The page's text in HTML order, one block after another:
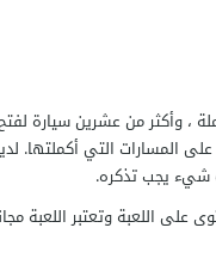
، وأكثر من عشرين سيارة
المسارات التي أكملتها.
شيء يجب تذكره.
على اللعبة وتعتبر اللعبة